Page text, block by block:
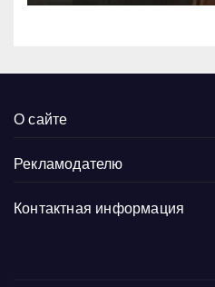
О сайте
Рекламодателю
Контактная информация